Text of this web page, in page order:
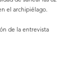
el archipiélago.
de la entrevista